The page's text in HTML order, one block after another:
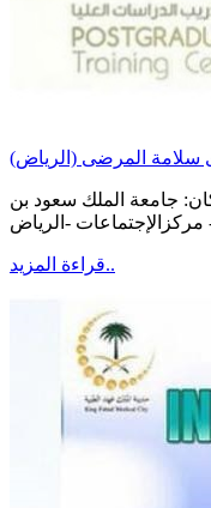
سلامة المرضى (الرياض)
جامعة الملك سعود بن
قراءة المزيد..